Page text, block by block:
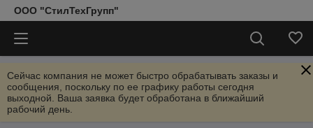
ООО "СтилТехГрупп"
Сейчас компания не может быстро обрабатывать заказы и
сообщения, поскольку по ее графику работы сегодня
выходной. Ваша заявка будет обработана в ближайший
рабочий день.